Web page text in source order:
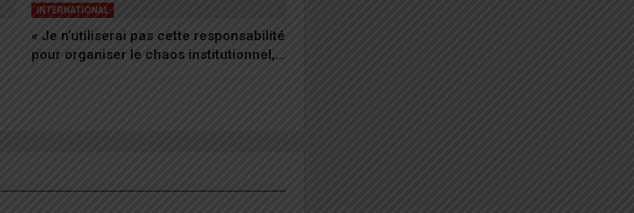
INTERNATIONAL
« Je n’utiliserai pas cette responsabilité
pour organiser le chaos institutionnel,…